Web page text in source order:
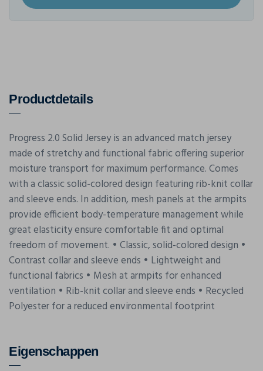
Productdetails
Progress 2.0 Solid Jersey is an advanced match jersey
made of stretchy and functional fabric offering superior
moisture transport for maximum performance. Comes
with a classic solid-colored design featuring rib-knit collar
and sleeve ends. In addition, mesh panels at the armpits
provide efficient body-temperature management while
great elasticity ensure comfortable fit and optimal
freedom of movement. • Classic, solid-colored design •
Contrast collar and sleeve ends • Lightweight and
functional fabrics • Mesh at armpits for enhanced
ventilation • Rib-knit collar and sleeve ends • Recycled
Polyester for a reduced environmental footprint
Eigenschappen